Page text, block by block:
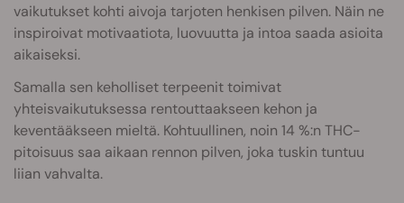
vaikutukset kohti aivoja tarjoten henkisen pilven. Näin ne
inspiroivat motivaatiota, luovuutta ja intoa saada asioita
aikaiseksi.
Samalla sen keholliset terpeenit toimivat
yhteisvaikutuksessa rentouttaakseen kehon ja
keventääkseen mieltä. Kohtuullinen, noin 14 %:n THC-
pitoisuus saa aikaan rennon pilven, joka tuskin tuntuu
liian vahvalta.